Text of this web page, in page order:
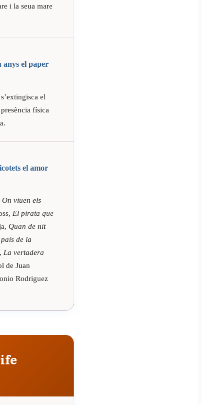
i la seua mare
anys el paper
el
física
el amor
On viuen els
El pirata que
Quan de nit
de la
, La vertadera
de Juan
Rodriguez